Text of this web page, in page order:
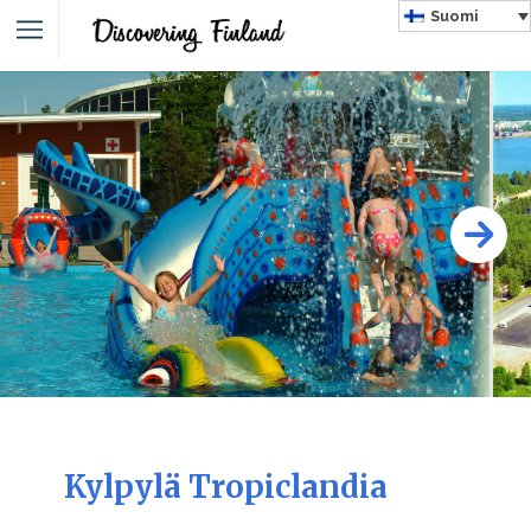
Suomi
Kylpylä Tropiclandia